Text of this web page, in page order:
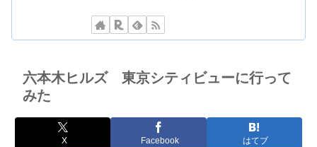
六本木ヒルズ 東京シティビューに行って
みた
X Facebook はてブ